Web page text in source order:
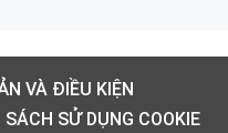
VÀ ĐIỀU KIỆN
SÁCH SỬ DỤNG COOKIE